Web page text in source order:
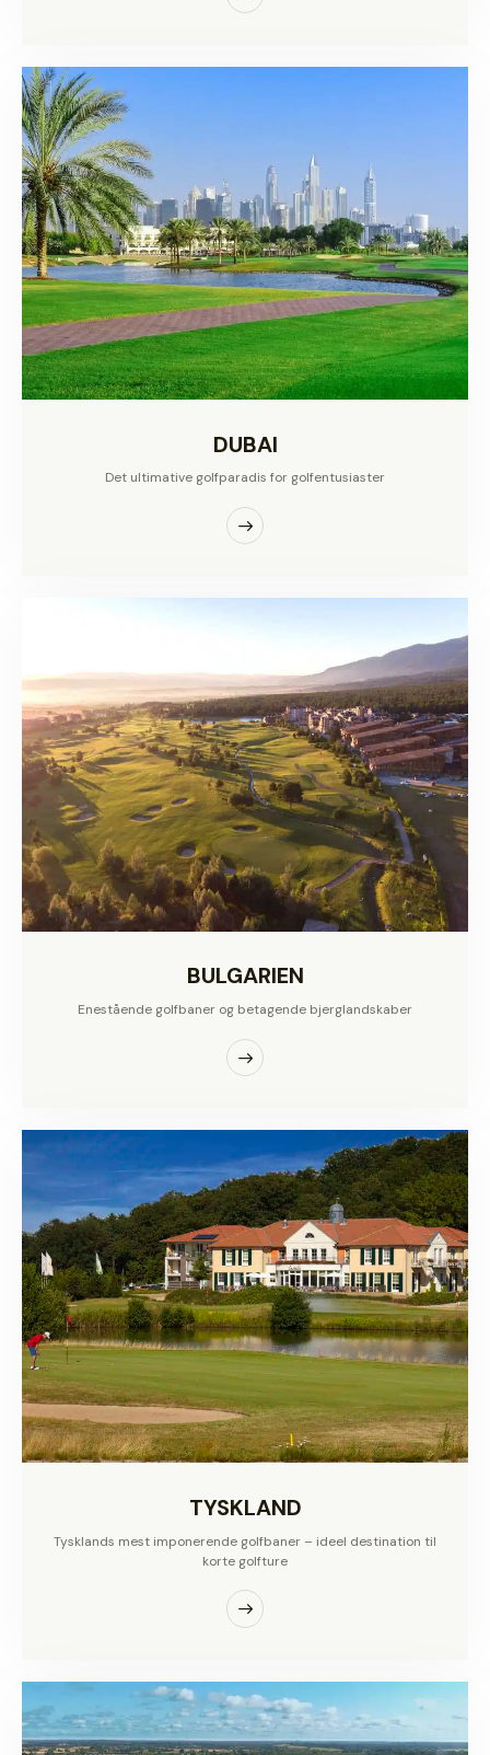
DUBAI
Det ultimative golfparadis for golfentusiaster
BULGARIEN
Enestående golfbaner og betagende bjerglandskaber
TYSKLAND
Tysklands mest imponerende golfbaner – ideel destination til
korte golfture